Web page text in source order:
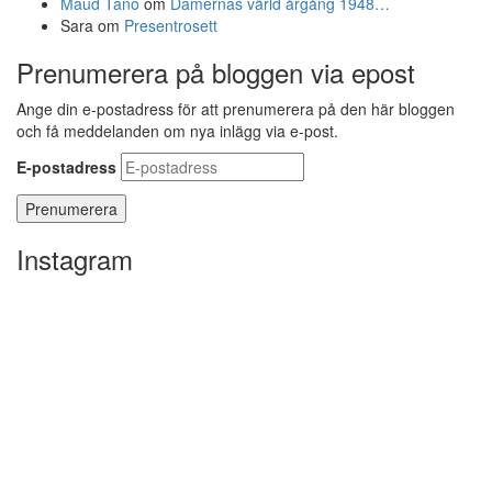
Sara om Presentrosett
Prenumerera på bloggen via epost
Ange din e-postadress för att prenumerera på den här bloggen
och få meddelanden om nya inlägg via e-post.
E-postadress
Instagram